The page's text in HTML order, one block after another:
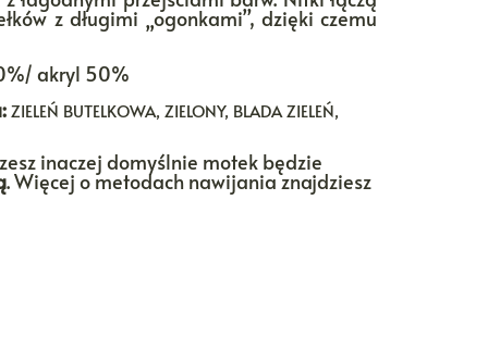
z długimi „ogonkami”, dzięki czemu
akryl 50%
ZIELEŃ BUTELKOWA, ZIELONY, BLADA ZIELEŃ,
inaczej domyślnie motek będzie
. Więcej o metodach nawijania znajdziesz